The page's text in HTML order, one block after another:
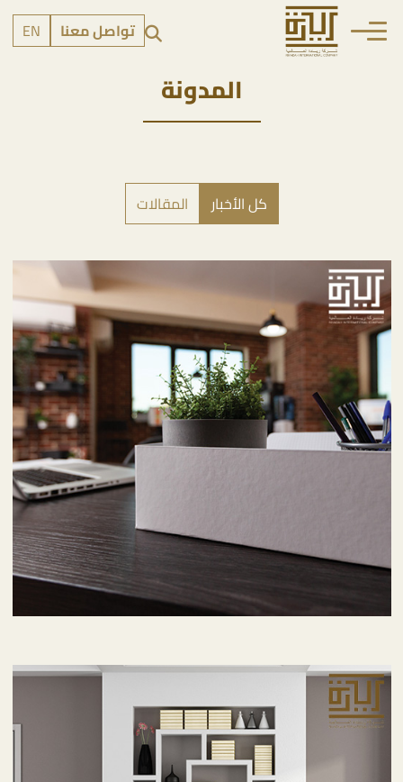
تواصل معنا EN
المدونة
كل الأخبار المقالات